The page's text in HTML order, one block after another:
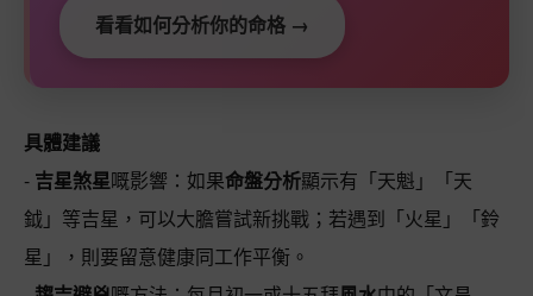
看看如何分析你的命格 →
具體建議
- 吉星煞星嘅影響：如果命盤分析顯示有「天魁」「天
鉞」等吉星，可以大膽嘗試新挑戰；若遇到「火星」「鈴
星」，則要留意健康同工作平衡。